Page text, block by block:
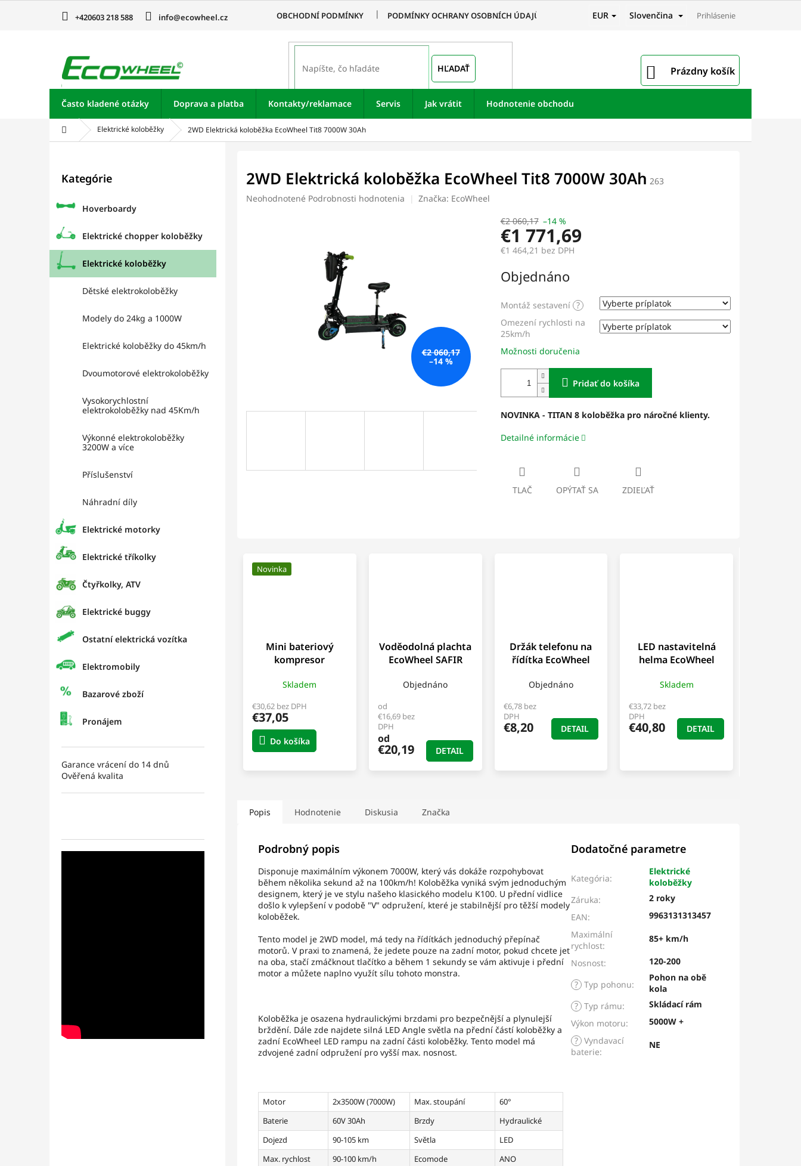
+420603 218 588 info@ecowheel.cz OBCHODNÍ PODMÍNKY PODMÍNKY OCHRANY OSOBNÍCH ÚDAJŮ EUR Slovenčina Prihlásenie
HĽADAŤ
NÁKUPNÝ
KOŠÍK
Prázdny košík
Často kladené otázky Doprava a platba Kontakty/reklamace Servis Jak vrátit Hodnotenie obchodu
Domov Elektrické koloběžky 2WD Elektrická koloběžka EcoWheel Tit8 7000W 30Ah
n
l
kategórie
Kategórie
Hoverboardy
Elektrické chopper koloběžky
Elektrické koloběžky
Dětské elektrokoloběžky
Modely do 24kg a 1000W
Elektrické koloběžky do 45km/h
Dvoumotorové elektrokoloběžky
Vysokorychlostní
elektrokoloběžky nad 45Km/h
Výkonné elektrokoloběžky
3200W a více
Příslušenství
Náhradní díly
Elektrické motorky
Elektrické tříkolky
Čtyřkolky, ATV
Elektrické buggy
Ostatní elektrická vozítka
Elektromobily
Bazarové zboží
Pronájem
Garance vrácení do 14 dnů
Ověřená kvalita
2WD Elektrická koloběžka EcoWheel Tit8 7000W 30Ah 263
Priemerné
Neohodnotené Podrobnosti hodnotenia Značka: EcoWheel
€2 060,17
–14 %
€2 060,17 –14 %
€1 771,69
€1 464,21 bez DPH
cena:
Objednáno
Montáž sestavení ?
Omezení rychlosti na
25km/h
Možnosti doručenia
Pridať do košíka
NOVINKA - TITAN 8 koloběžka pro náročné klienty.
Detailné informácie
TLAČ OPÝTAŤ SA ZDIEĽAŤ
Novinka
Mini bateriový
kompresor
Skladem
€30,62 bez DPH
€37,05
Do košíka
Voděodolná plachta
EcoWheel SAFIR
Objednáno
od
€16,69 bez
DPH
od
€20,19 DETAIL
Držák telefonu na
řídítka EcoWheel
Objednáno
€6,78 bez
DPH
€8,20 DETAIL
LED nastavitelná
helma EcoWheel
Skladem
€33,72 bez
DPH
€40,80 DETAIL
Popis Hodnotenie Diskusia Značka
Podrobný popis
Disponuje maximálním výkonem 7000W, který vás dokáže rozpohybovat
během několika sekund až na 100km/h! Koloběžka vyniká svým jednoduchým
designem, který je ve stylu našeho klasického modelu K100. U přední vidlice
došlo k vylepšení v podobě "V" odpružení, které je stabilnější pro těžší modely
koloběžek.
Tento model je 2WD model, má tedy na řídítkách jednoduchý přepínač
motorů. V praxi to znamená, že jedete pouze na zadní motor, pokud chcete jet
na oba, stačí zmáčknout tlačítko a během 1 sekundy se vám aktivuje i přední
motor a můžete naplno využít sílu tohoto monstra.
Koloběžka je osazena hydraulickými brzdami pro bezpečnější a plynulejší
brždění. Dále zde najdete silná LED Angle světla na přední částí koloběžky a
zadní EcoWheel LED rampu na zadní části koloběžky. Tento model má
zdvojené zadní odpružení pro vyšší max. nosnost.
Motor 2x3500W (7000W) Max. stoupání
60°
Baterie
60V 30Ah Brzdy
Hydraulické
Dojezd
90-105 km Světla
LED
Max. rychlost
90-100 km/h Ecomode ANO
Dodatočné parametre
Kategória:
Elektrické
koloběžky
Záruka:
2 roky
EAN:
9963131313457
Maximální
rychlost:
85+ km/h
Nosnost: 120-200
? Typ pohonu:
Pohon na obě
kola
? Typ rámu:
Skládací rám
Výkon motoru:
5000W +
? Vyndavací
baterie:
NE